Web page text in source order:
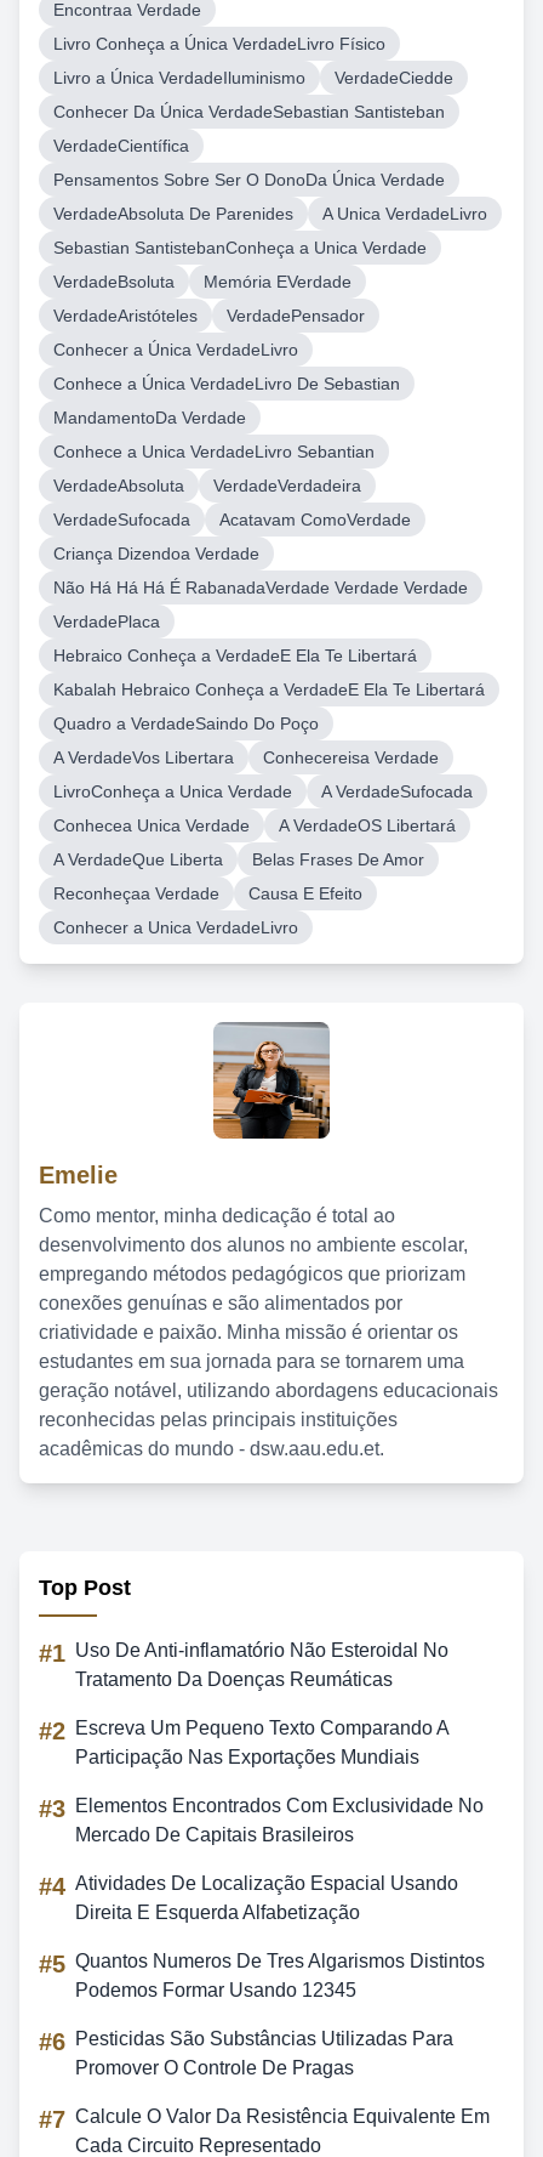
Encontraa Verdade
Livro Conheça a Única VerdadeLivro Físico
Livro a Única VerdadeIluminismo
VerdadeCiedde
Conhecer Da Única VerdadeSebastian Santisteban
VerdadeCientífica
Pensamentos Sobre Ser O DonoDa Única Verdade
VerdadeAbsoluta De Parenides
A Unica VerdadeLivro
Sebastian SantistebanConheça a Unica Verdade
VerdadeBsoluta
Memória EVerdade
VerdadeAristóteles
VerdadePensador
Conhecer a Única VerdadeLivro
Conhece a Única VerdadeLivro De Sebastian
MandamentoDa Verdade
Conhece a Unica VerdadeLivro Sebantian
VerdadeAbsoluta
VerdadeVerdadeira
VerdadeSufocada
Acatavam ComoVerdade
Criança Dizendoa Verdade
Não Há Há Há É RabanadaVerdade Verdade Verdade
VerdadePlaca
Hebraico Conheça a VerdadeE Ela Te Libertará
Kabalah Hebraico Conheça a VerdadeE Ela Te Libertará
Quadro a VerdadeSaindo Do Poço
A VerdadeVos Libertara
Conhecereisa Verdade
LivroConheça a Unica Verdade
A VerdadeSufocada
Conhecea Unica Verdade
A VerdadeOS Libertará
A VerdadeQue Liberta
Belas Frases De Amor
Reconheçaa Verdade
Causa E Efeito
Conhecer a Unica VerdadeLivro
Emelie
Como mentor, minha dedicação é total ao
desenvolvimento dos alunos no ambiente escolar,
empregando métodos pedagógicos que priorizam
conexões genuínas e são alimentados por
criatividade e paixão. Minha missão é orientar os
estudantes em sua jornada para se tornarem uma
geração notável, utilizando abordagens educacionais
reconhecidas pelas principais instituições
acadêmicas do mundo - dsw.aau.edu.et.
Top Post
#1 Uso De Anti-inflamatório Não Esteroidal No
Tratamento Da Doenças Reumáticas
#2 Escreva Um Pequeno Texto Comparando A
Participação Nas Exportações Mundiais
#3 Elementos Encontrados Com Exclusividade No
Mercado De Capitais Brasileiros
#4 Atividades De Localização Espacial Usando
Direita E Esquerda Alfabetização
#5 Quantos Numeros De Tres Algarismos Distintos
Podemos Formar Usando 12345
#6 Pesticidas São Substâncias Utilizadas Para
Promover O Controle De Pragas
#7 Calcule O Valor Da Resistência Equivalente Em
Cada Circuito Representado